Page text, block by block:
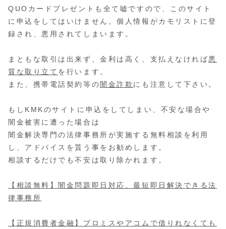
QUOカードプレゼントも全て嘘ですので、このサイト
に申込をしてはいけません。個人情報がカモリストに登
録され、悪用されてしまいます。
まともな取引は出来ず、金利は高く、支払えなければ悪
質な取り立て を行います。
また、携帯電話契約等の闇金詐欺 にも注意して下さい。
もしKMKのサイトに申込をしてしまい、不安な場合や
闇金被害に遭った場合は
闇金解決専門の法律事務所が実施する無料相談を利用
し、アドバイスを貰う事をお勧めします。
相談するだけでも不安は取り除かれます。
【相談無料】闇金問題即日対応、最短即日解決できる法
律事務所
【正規消費者金融】プロミスやアコムで借りれなくても